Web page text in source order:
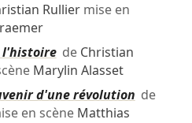
Rulliermise en
l'histoirede Christian
Marylin Alasset
d'une révolution de
en scène Matthias